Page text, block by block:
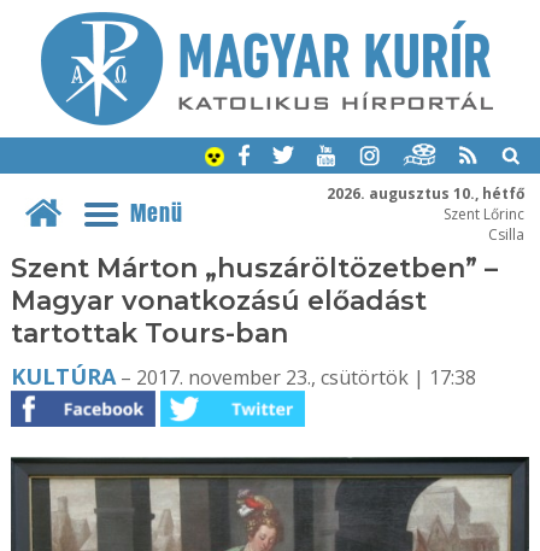
2026. augusztus 10., hétfő
Szent Lőrinc
Csilla
Menü
Szent Márton „huszáröltözetben” –
Magyar vonatkozású előadást
tartottak Tours-ban
KULTÚRA– 2017. november 23., csütörtök | 17:38